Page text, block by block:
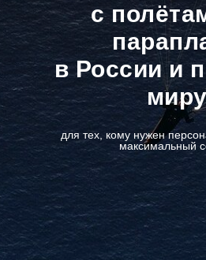
с
в России и
для тех, кому нужен
максимальный